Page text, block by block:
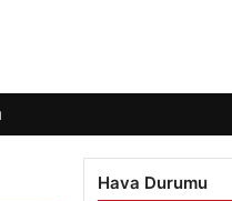
Hava Durumu